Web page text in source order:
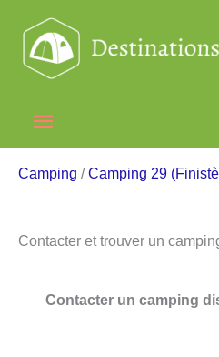
contenu
Menu
principal
Camping /Camping 29
Contacter et trouver un
Contacter un camping